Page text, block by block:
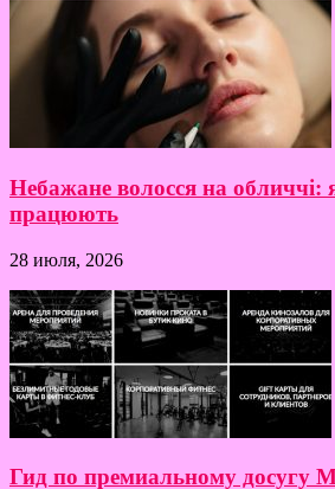
Небажане волосся на обличчі:
працюють
28 июля, 2026
Гид по премиальному досугу